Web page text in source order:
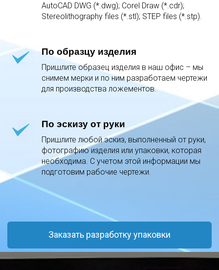
AutoCAD DWG (*.dwg); Corel Draw (*.cdr);
Stereolithography files (*.stl); STEP files (*.stp).
По образцу изделия
Пришлите образец изделия в наш офис – мы
снимем мерки и по ним разработаем чертежи
для производства ложементов.
По эскизу от руки
Пришлите любой эскиз, выполненный от руки,
фотографию изделия или упаковки, которая
необходима. С учетом этой информации мы
подготовим рабочие чертежи.
Заказать разработку упаковки